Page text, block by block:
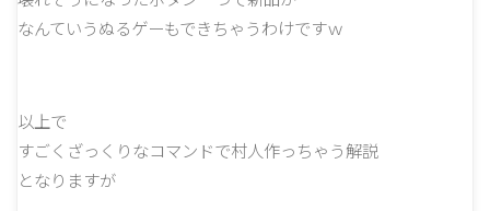
なんていうぬるゲーもできちゃうわけですｗ
以上で
すごくざっくりなコマンドで村人作っちゃう解説
となりますが